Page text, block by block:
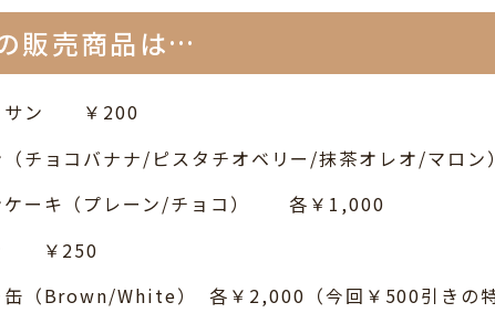
販売商品は…
サン ￥200
（チョコバナナ/ピスタチオベリー/抹茶オレオ/マ
ケーキ（プレーン/チョコ） 各￥1,000
￥250
缶（Brown/White） 各￥2,000（今回￥500引きの特